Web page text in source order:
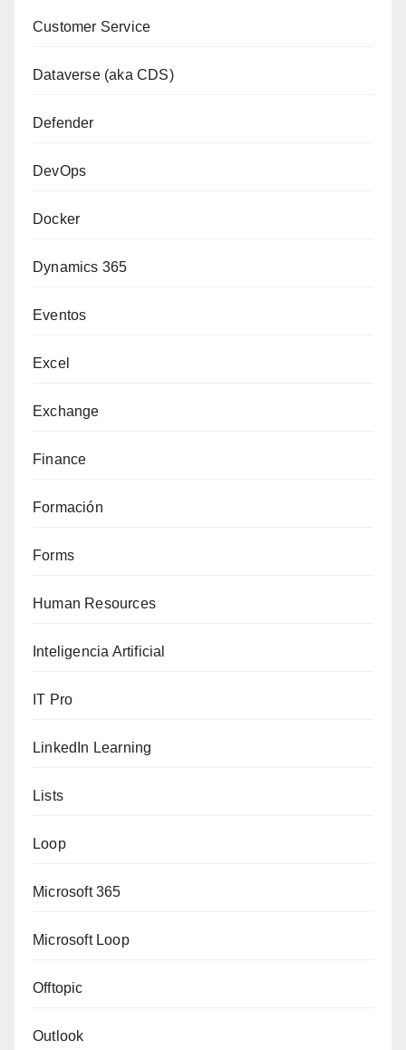
Customer Service
Dataverse (aka CDS)
Defender
DevOps
Docker
Dynamics 365
Eventos
Excel
Exchange
Finance
Formación
Forms
Human Resources
Inteligencia Artificial
IT Pro
LinkedIn Learning
Lists
Loop
Microsoft 365
Microsoft Loop
Offtopic
Outlook